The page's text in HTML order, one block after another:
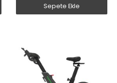
Sepete Ekle